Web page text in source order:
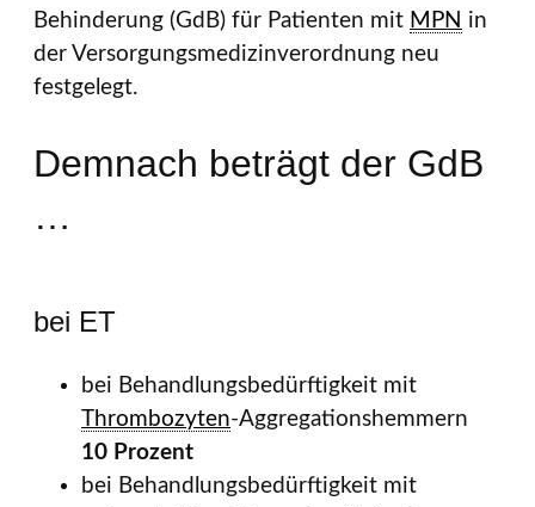
Behinderung (GdB) für Patienten mit MPN in
der Versorgungsmedizinverordnung neu
festgelegt.
Demnach beträgt der GdB
…
bei ET
bei Behandlungsbedürftigkeit mit
Thrombozyten-Aggregationshemmern
10 Prozent
bei Behandlungsbedürftigkeit mit